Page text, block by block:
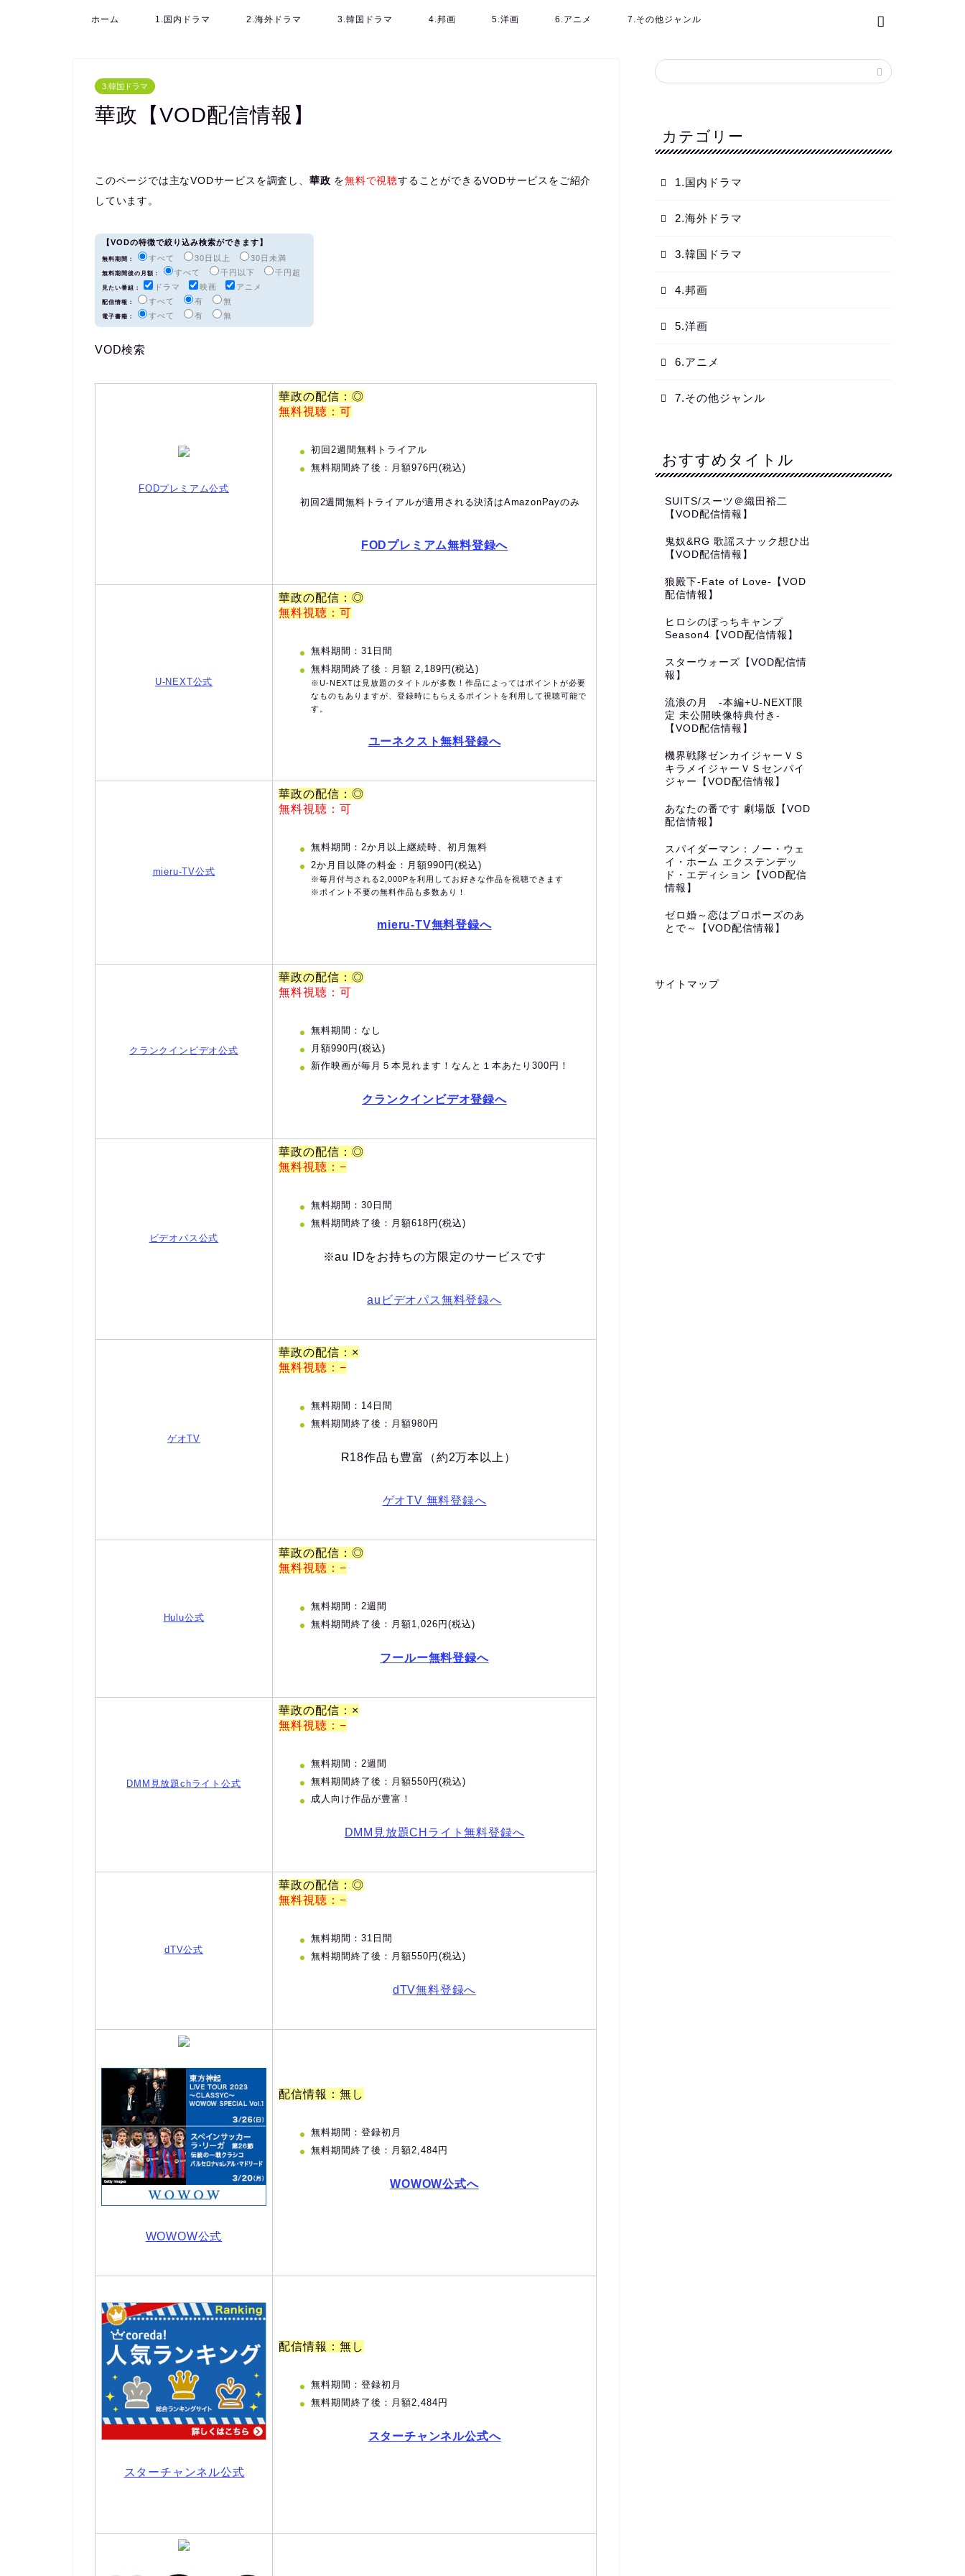
ホーム 1.国内ドラマ 2.海外ドラマ 3.韓国ドラマ 4.邦画 5.洋画 6.アニメ 7.その他ジャンル
3.韓国ドラマ
華政【VOD配信情報】
このページでは主なVODサービスを調査し、 華政 を無料で視聴することができるVODサービスをご紹介
しています。
【VODの特徴で絞り込み検索ができます】
無料期間： すべて 30日以上 30日未満
無料期間後の月額： すべて 千円以下 千円超
見たい番組： ドラマ 映画 アニメ
配信情報： すべて 有 無
電子書籍： すべて 有 無
VOD検索
FODプレミアム公式
華政の配信：◎
無料視聴：可
初回2週間無料トライアル
無料期間終了後：月額976円(税込)
初回2週間無料トライアルが適用される決済はAmazonPayのみ
FODプレミアム無料登録へ
U-NEXT公式
華政の配信：◎
無料視聴：可
無料期間：31日間
無料期間終了後：月額 2,189円(税込)
※U-NEXTは見放題のタイトルが多数！作品によってはポイントが必要
なものもありますが、登録時にもらえるポイントを利用して視聴可能で
す。
ユーネクスト無料登録へ
mieru-TV公式
華政の配信：◎
無料視聴：可
無料期間：2か月以上継続時、初月無料
2か月目以降の料金：月額990円(税込)
※毎月付与される2,000Pを利用してお好きな作品を視聴できます
※ポイント不要の無料作品も多数あり！
mieru-TV無料登録へ
クランクインビデオ公式
華政の配信：◎
無料視聴：可
無料期間：なし
月額990円(税込)
新作映画が毎月５本見れます！なんと１本あたり300円！
クランクインビデオ登録へ
ビデオパス公式
華政の配信：◎
無料視聴：−
無料期間：30日間
無料期間終了後：月額618円(税込)
※au IDをお持ちの方限定のサービスです
auビデオパス無料登録へ
ゲオTV
華政の配信：×
無料視聴：−
無料期間：14日間
無料期間終了後：月額980円
R18作品も豊富（約2万本以上）
ゲオTV 無料登録へ
Hulu公式
華政の配信：◎
無料視聴：−
無料期間：2週間
無料期間終了後：月額1,026円(税込)
フールー無料登録へ
DMM見放題chライト公式
華政の配信：×
無料視聴：−
無料期間：2週間
無料期間終了後：月額550円(税込)
成人向け作品が豊富！
DMM見放題CHライト無料登録へ
dTV公式
華政の配信：◎
無料視聴：−
無料期間：31日間
無料期間終了後：月額550円(税込)
dTV無料登録へ
WOWOW公式
配信情報：無し
無料期間：登録初月
無料期間終了後：月額2,484円
WOWOW公式へ
スターチャンネル公式
配信情報：無し
無料期間：登録初月
無料期間終了後：月額2,484円
スターチャンネル公式へ
カテゴリー
1.国内ドラマ
2.海外ドラマ
3.韓国ドラマ
4.邦画
5.洋画
6.アニメ
7.その他ジャンル
おすすめタイトル
SUITS/スーツ＠織田裕二
【VOD配信情報】
鬼奴&RG 歌謡スナック想ひ出
【VOD配信情報】
狼殿下‐Fate of Love‐【VOD
配信情報】
ヒロシのぼっちキャンプ
Season4【VOD配信情報】
スターウォーズ【VOD配信情
報】
流浪の月 -本編+U-NEXT限
定 未公開映像特典付き-
【VOD配信情報】
機界戦隊ゼンカイジャーＶＳ
キラメイジャーＶＳセンパイ
ジャー【VOD配信情報】
あなたの番です 劇場版【VOD
配信情報】
スパイダーマン：ノー・ウェ
イ・ホーム エクステンデッ
ド・エディション【VOD配信
情報】
ゼロ婚～恋はプロポーズのあ
とで～【VOD配信情報】
サイトマップ